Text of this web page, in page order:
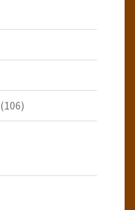
(106)